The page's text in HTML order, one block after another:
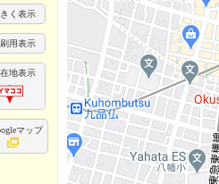
く表示
用表示
地表示
マップ